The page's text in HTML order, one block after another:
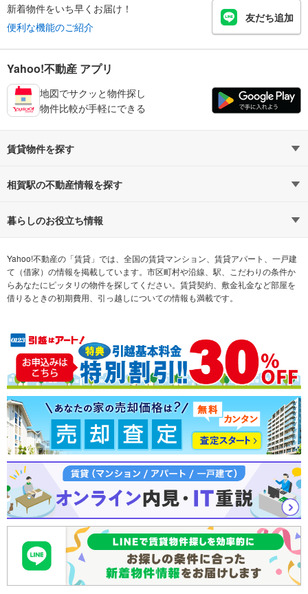
新着物件をいち早くお届け！
便利な機能のご紹介
友だち追加
Yahoo!不動産 アプリ
地図でサクッと物件探し
物件比較が手軽にできる
賃貸物件を探す
路線・駅から探す
通勤時間から探す
不動産会社から探す 希望の条件から探す
テーマから探す ランキングから探す
相賀駅の不動産情報を探す
不動産・住宅
新築マンション 中古マンション
新築一戸建て 中古一戸建て
売却査定
暮らしのお役立ち情報
マンションカタログ 教えて！住まいの先生
Yahoo!不動産の「賃貸」では、全国の賃貸マンション、賃貸アパート、一戸建
て（借家）の情報を掲載しています。市区町村や沿線、駅、こだわりの条件か
らあなたにピッタリの物件を探してください。賃貸契約、敷金礼金など部屋を
借りるときの初期費用、引っ越しについての情報も満載です。